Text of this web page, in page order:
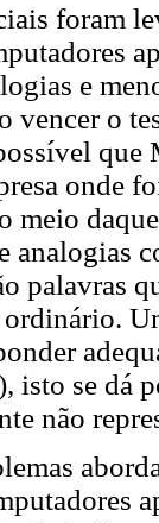
foram
e
vencer o
que
onde
meio
analogias
palavras
isto se dá
não